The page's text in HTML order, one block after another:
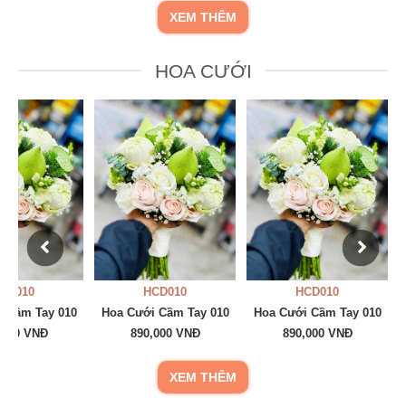
XEM THÊM
HOA CƯỚI
Cầm Tay 010
VNĐ
HCD010
Hoa Cưới Cầm Tay 010
890,000 VNĐ
HCD010
Hoa Cưới Cầm Tay 010
890,000 VNĐ
XEM THÊM